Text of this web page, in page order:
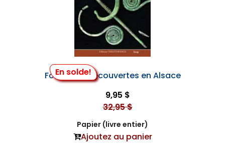
En solde!
Fouilles et Découvertes en Alsace
9,95 $
32,95 $
Papier (livre entier)
Ajoutez au panier